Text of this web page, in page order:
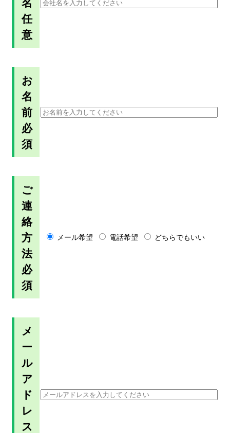
名
任
意
お
名
前
必
須
ご
連
絡
方
法
必
須
メール希望 電話希望 どちらでもいい
メ
ー
ル
ア
ド
レ
ス